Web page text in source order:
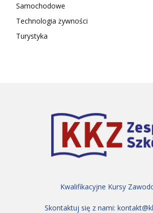
Samochodowe
Technologia żywności
Turystyka
Kwalifikacyjne Kursy
Skontaktuj się z nami: